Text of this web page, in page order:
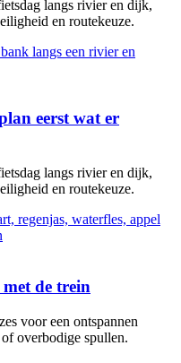
langs rivier en dijk,
en routekeuze.
eerst wat er
langs rivier en dijk,
en routekeuze.
de trein
voor een ontspannen
overbodige spullen.